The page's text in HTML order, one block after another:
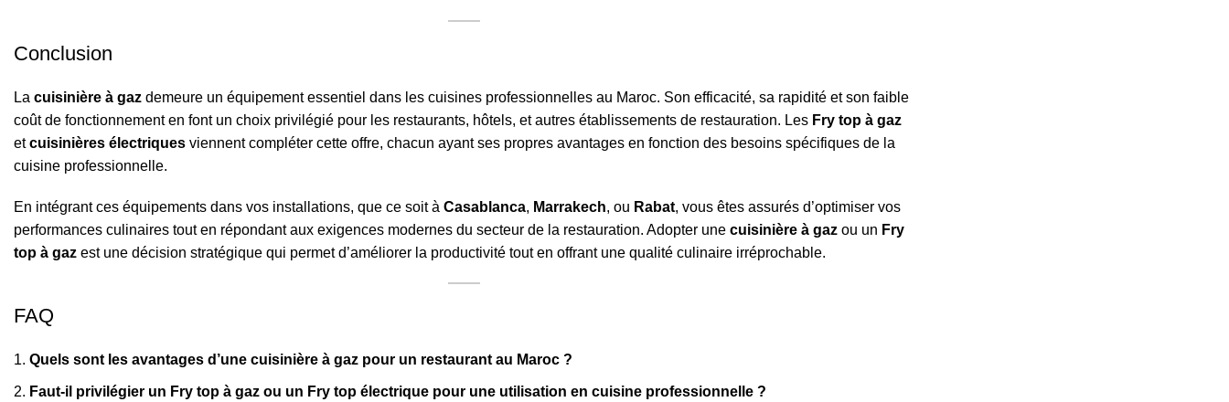
Conclusion
La cuisinière à gaz demeure un équipement essentiel dans les cuisines professionnelles au Maroc. Son efficacité, sa rapidité et son faible
coût de fonctionnement en font un choix privilégié pour les restaurants, hôtels, et autres établissements de restauration. Les Fry top à gaz
etcuisinières électriques viennent compléter cette offre, chacun ayant ses propres avantages en fonction des besoins spécifiques de la
cuisine professionnelle.
En intégrant ces équipements dans vos installations, que ce soit à Casablanca, Marrakech, ou Rabat, vous êtes assurés d’optimiser vos
performances culinaires tout en répondant aux exigences modernes du secteur de la restauration. Adopter une cuisinière à gaz ou un Fry
top à gaz est une décision stratégique qui permet d’améliorer la productivité tout en offrant une qualité culinaire irréprochable.
FAQ
Quels sont les avantages d’une cuisinière à gaz pour un restaurant au Maroc ?
Faut-il privilégier un Fry top à gaz ou un Fry top électrique pour une utilisation en cuisine professionnelle ?